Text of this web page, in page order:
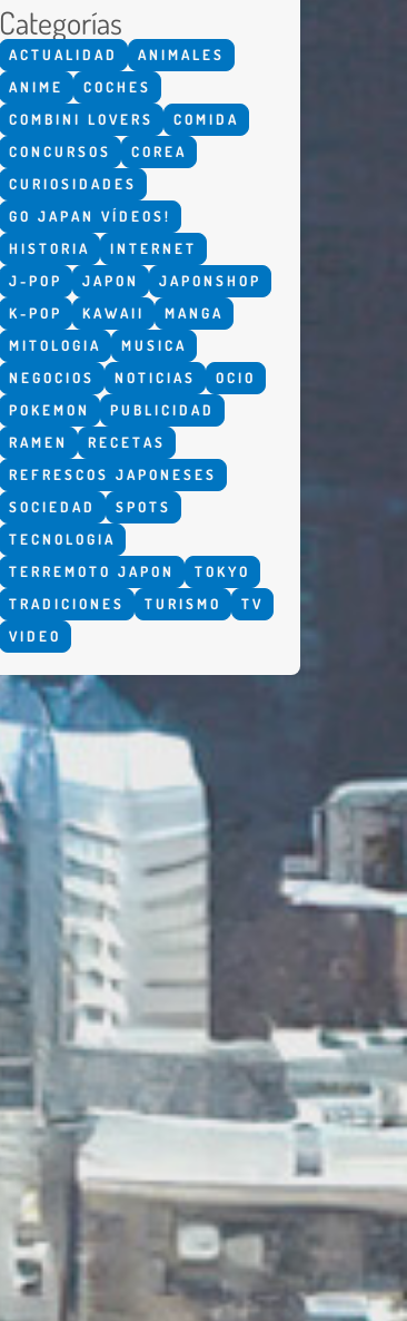
Categorías
ACTUALIDAD
ANIMALES
ANIME
COCHES
COMBINI LOVERS
COMIDA
CONCURSOS
COREA
CURIOSIDADES
GO JAPAN VÍDEOS!
HISTORIA
INTERNET
J-POP
JAPON
JAPONSHOP
K-POP
KAWAII
MANGA
MITOLOGIA
MUSICA
NEGOCIOS
NOTICIAS
OCIO
POKEMON
PUBLICIDAD
RAMEN
RECETAS
REFRESCOS JAPONESES
SOCIEDAD
SPOTS
TECNOLOGIA
TERREMOTO JAPON
TOKYO
TRADICIONES
TURISMO
TV
VIDEO